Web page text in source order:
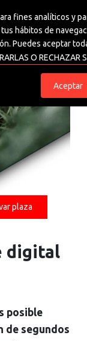
eu es
plaza
digital
posible
de segundos
fines analíticos y
hábitos de
Puedes aceptar
O RECHAZAR
Aceptar